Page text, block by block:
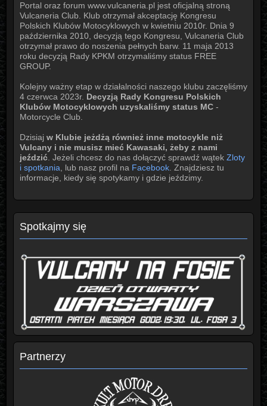
Portal oraz forum www.vulcaneria.pl jest oficjalną stroną
Vulcaneria Club. Klub otrzymał akceptację Kongresu
Polskich Klubów Motocyklowych w kwietniu 2010r. Dnia 9
października 2010, decyzją tego Kongresu, Vulcaneria Club
otrzymał prawo do noszenia pełnych barw. 11 maja 2013
roku decyzją Rady KPKM otrzymaliśmy status FREE
GROUP.
Kolejny ważny etap w działalności naszego klubu zaczęliśmy
4 czerwca 2023r. Decyzją Rady Kongresu Polskich
Klubów Motocyklowych uzyskaliśmy status MC-
Motorcycle Club.
Dzisiaj w Klubie jeżdżą również inne motocykle niż
Vulcany i nie musisz mieć Kawasaki, żeby z nami
jeździć. Jeżeli chcesz do nas dołączyć sprawdź wątek Zloty
i spotkania , lub nasz profil na Facebook. Znajdziesz tu
informacje, kiedy się spotykamy i gdzie jeździmy.
Spotkajmy się
Partnerzy